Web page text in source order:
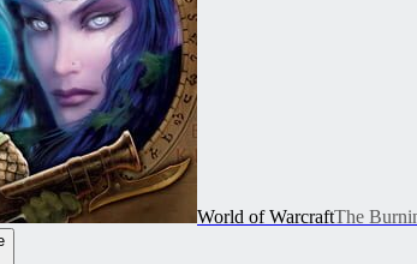
World of WarcraftThe